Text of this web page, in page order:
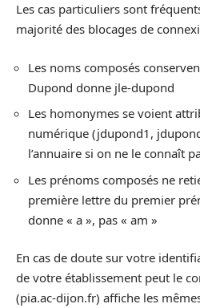
Les cas particuliers sont
majorité des blocages de
Les noms composés
Dupond donne jle-dupond
Les homonymes se voient
numérique (jdupond1,
l’annuaire si on ne le connaît
Les prénoms composés ne
première lettre du premier
donne « a », pas « am »
En cas de doute sur votre
de votre établissement peut le
(pia.ac-dijon.fr) affiche les